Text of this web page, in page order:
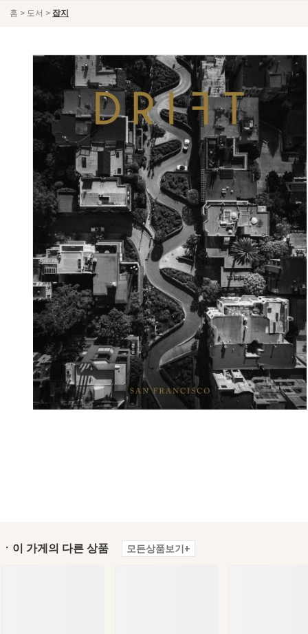
홈 > 도서 > 잡지
ㆍ이 가게의 다른 상품 모든상품보기+